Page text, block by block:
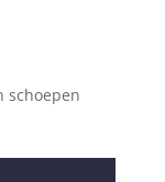
schoepen